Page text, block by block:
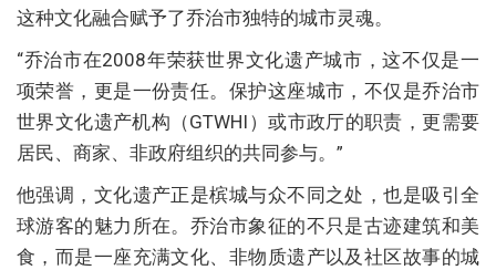
这种文化融合赋予了乔治市独特的城市灵魂。
“乔治市在2008年荣获世界文化遗产城市，这不仅是一
项荣誉，更是一份责任。保护这座城市，不仅是乔治市
世界文化遗产机构（GTWHI）或市政厅的职责，更需要
居民、商家、非政府组织的共同参与。”
他强调，文化遗产正是槟城与众不同之处，也是吸引全
球游客的魅力所在。乔治市象征的不只是古迹建筑和美
食，而是一座充满文化、非物质遗产以及社区故事的城